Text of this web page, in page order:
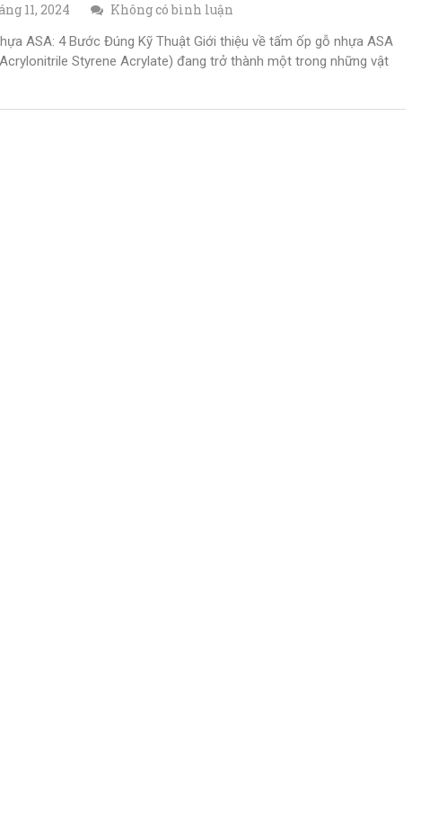
11, 2024 Không có bình luận
ASA: 4 Bước Đúng Kỹ Thuật Giới thiệu về tấm ốp gỗ nhựa ASA
Styrene Acrylate) đang trở thành một trong những vật